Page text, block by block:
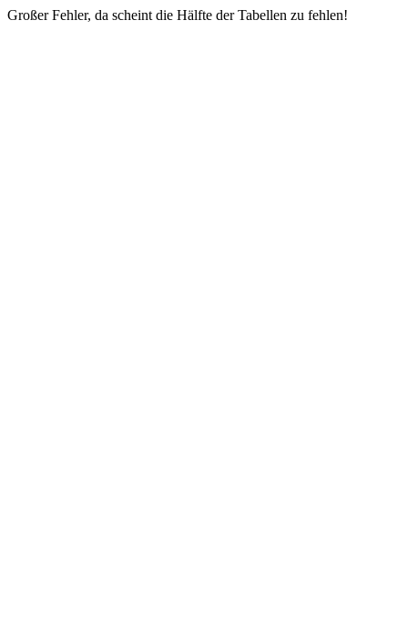
Großer Fehler, da scheint die Hälfte der Tabellen zu fehlen!